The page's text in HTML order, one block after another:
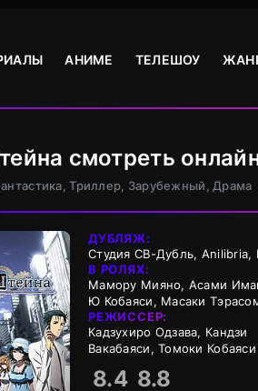
АНИМЕ ТЕЛЕШОУ
смотреть
Триллер, Зарубежный, Драма
ДУБЛЯЖ:
Студия СВ-Дубль,
В РОЛЯХ:
Мамору Мияно, Асами
Ю Кобаяси, Масаки
РЕЖИССЕР:
Кадзухиро Одзава, Кандзи
Вакабаяси, Томоки Кобаяси
8.4 8.8